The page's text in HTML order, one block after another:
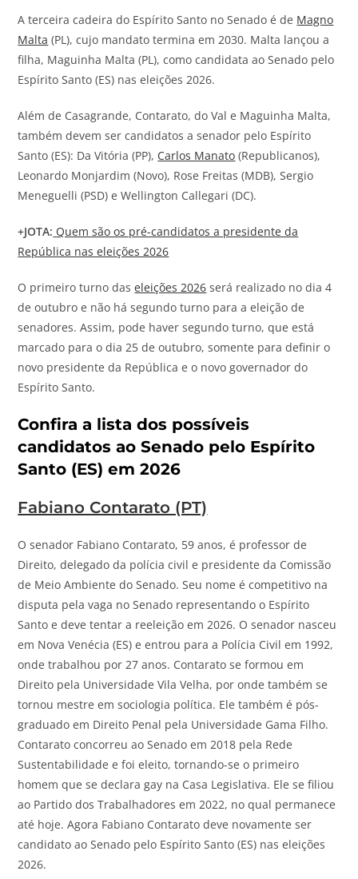
A terceira cadeira do Espírito Santo no Senado é de Magno
Malta (PL), cujo mandato termina em 2030. Malta lançou a
filha, Maguinha Malta (PL), como candidata ao Senado pelo
Espírito Santo (ES) nas eleições 2026.
Além de Casagrande, Contarato, do Val e Maguinha Malta,
também devem ser candidatos a senador pelo Espírito
Santo (ES): Da Vitória (PP), Carlos Manato (Republicanos),
Leonardo Monjardim (Novo), Rose Freitas (MDB), Sergio
Meneguelli (PSD) e Wellington Callegari (DC).
+JOTA: Quem são os pré-candidatos a presidente da
República nas eleições 2026
O primeiro turno daseleições 2026 será realizado no dia 4
de outubro e não há segundo turno para a eleição de
senadores. Assim, pode haver segundo turno, que está
marcado para o dia 25 de outubro, somente para definir o
novo presidente da República e o novo governador do
Espírito Santo.
Confira a lista dos possíveis
candidatos ao Senado pelo Espírito
Santo (ES) em 2026
Fabiano Contarato (PT)
O senador Fabiano Contarato, 59 anos, é professor de
Direito, delegado da polícia civil e presidente da Comissão
de Meio Ambiente do Senado. Seu nome é competitivo na
disputa pela vaga no Senado representando o Espírito
Santo e deve tentar a reeleição em 2026. O senador nasceu
em Nova Venécia (ES) e entrou para a Polícia Civil em 1992,
onde trabalhou por 27 anos. Contarato se formou em
Direito pela Universidade Vila Velha, por onde também se
tornou mestre em sociologia política. Ele também é pós-
graduado em Direito Penal pela Universidade Gama Filho.
Contarato concorreu ao Senado em 2018 pela Rede
Sustentabilidade e foi eleito, tornando-se o primeiro
homem que se declara gay na Casa Legislativa. Ele se filiou
ao Partido dos Trabalhadores em 2022, no qual permanece
até hoje. Agora Fabiano Contarato deve novamente ser
candidato ao Senado pelo Espírito Santo (ES) nas eleições
2026.